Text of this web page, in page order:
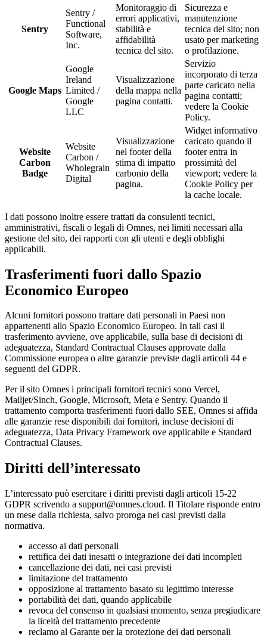
Sentry
Sentry /
Functional
Software,
Inc.
Monitoraggio di
errori applicativi,
stabilità e
affidabilità
tecnica del sito.
Sicurezza e
manutenzione
tecnica del sito; non
usato per marketing
o profilazione.
Google Maps
Google
Ireland
Limited /
Google
LLC
Visualizzazione
della mappa nella
pagina contatti.
Servizio
incorporato di terza
parte caricato nella
pagina contatti;
vedere la Cookie
Policy.
Website
Carbon
Badge
Website
Carbon /
Wholegrain
Digital
Visualizzazione
nel footer della
stima di impatto
carbonio della
pagina.
Widget informativo
caricato quando il
footer entra in
prossimità del
viewport; vedere la
Cookie Policy per
la cache locale.
I dati possono inoltre essere trattati da consulenti tecnici,
amministrativi, fiscali o legali di Omnes, nei limiti necessari alla
gestione del sito, dei rapporti con gli utenti e degli obblighi
applicabili.
Trasferimenti fuori dallo Spazio
Economico Europeo
Alcuni fornitori possono trattare dati personali in Paesi non
appartenenti allo Spazio Economico Europeo. In tali casi il
trasferimento avviene, ove applicabile, sulla base di decisioni di
adeguatezza, Standard Contractual Clauses approvate dalla
Commissione europea o altre garanzie previste dagli articoli 44 e
seguenti del GDPR.
Per il sito Omnes i principali fornitori tecnici sono Vercel,
Mailjet/Sinch, Google, Microsoft, Meta e Sentry. Quando il
trattamento comporta trasferimenti fuori dallo SEE, Omnes si affida
alle garanzie rese disponibili dai fornitori, incluse decisioni di
adeguatezza, Data Privacy Framework ove applicabile e Standard
Contractual Clauses.
Diritti dell’interessato
L’interessato può esercitare i diritti previsti dagli articoli 15-22
GDPR scrivendo a support@omnes.cloud. Il Titolare risponde entro
un mese dalla richiesta, salvo proroga nei casi previsti dalla
normativa.
accesso ai dati personali
rettifica dei dati inesatti o integrazione dei dati incompleti
cancellazione dei dati, nei casi previsti
limitazione del trattamento
opposizione al trattamento basato su legittimo interesse
portabilità dei dati, quando applicabile
revoca del consenso in qualsiasi momento, senza pregiudicare
la liceità del trattamento precedente
reclamo al Garante per la protezione dei dati personali